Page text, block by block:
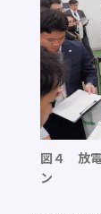
図４ 放電
ン